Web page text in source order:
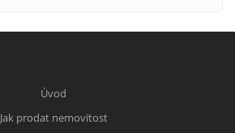
Úvod
Jak prodat nemovitost